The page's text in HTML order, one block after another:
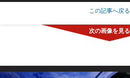
この記事へ戻る